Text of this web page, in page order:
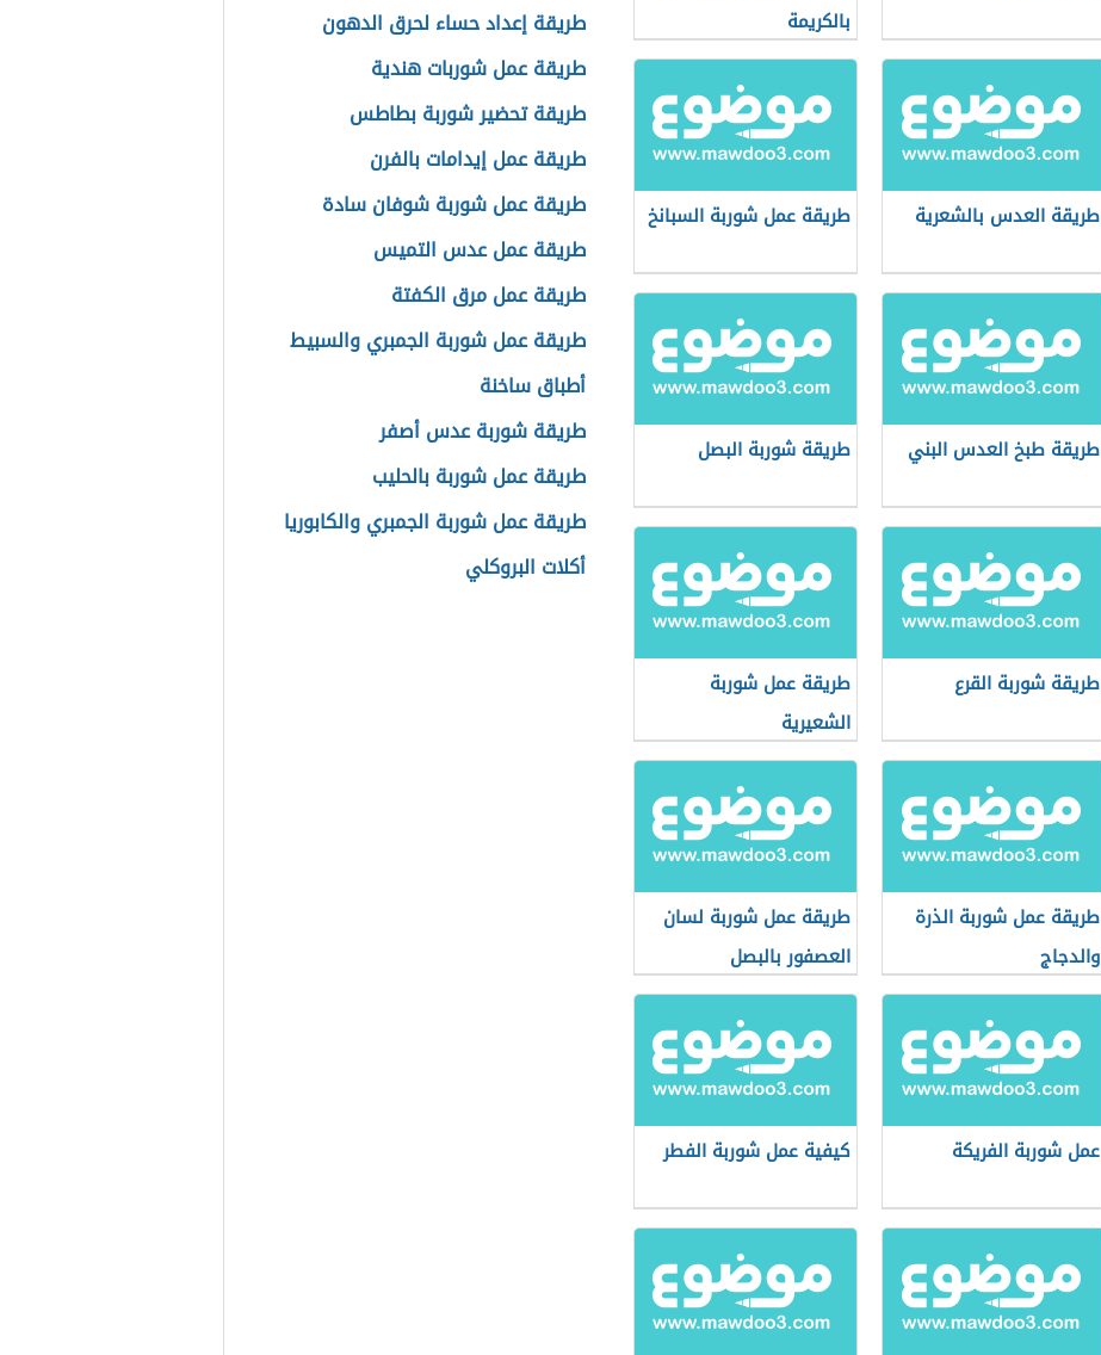
بالكريمة
طريقة العدس بالشعرية طريقة عمل شوربة السبانخ
طريقة طبخ العدس البني طريقة شوربة البصل
طريقة شوربة القرع
طريقة عمل شوربة
الشعيرية
طريقة عمل شوربة الذرة
والدجاج
طريقة عمل شوربة لسان
العصفور بالبصل
عمل شوربة الفريكة كيفية عمل شوربة الفطر
طريقة إعداد حساء لحرق الدهون
طريقة عمل شوربات هندية
طريقة تحضير شوربة بطاطس
طريقة عمل إيدامات بالفرن
طريقة عمل شوربة شوفان سادة
طريقة عمل عدس التميس
طريقة عمل مرق الكفتة
طريقة عمل شوربة الجمبري والسبيط
أطباق ساخنة
طريقة شوربة عدس أصفر
طريقة عمل شوربة بالحليب
طريقة عمل شوربة الجمبري والكابوريا
أكلات البروكلي